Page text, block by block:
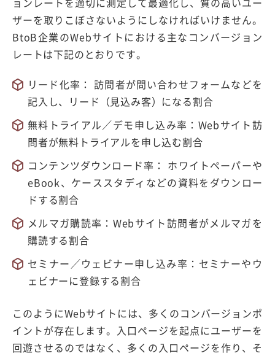
ザーを取りこぼさないようにしなければいけません。
BtoB企業のWebサイトにおける主なコンバージョン
レートは下記のとおりです。
リード化率： 訪問者が問い合わせフォームなどを
記入し、リード（見込み客）になる割合
無料トライアル／デモ申し込み率：Webサイト訪
問者が無料トライアルを申し込む割合
コンテンツダウンロード率： ホワイトペーパーや
eBook、ケーススタディなどの資料をダウンロー
ドする割合
メルマガ購読率：Webサイト訪問者がメルマガを
購読する割合
セミナー／ウェビナー申し込み率：セミナーやウ
ェビナーに登録する割合
このようにWebサイトには、多くのコンバージョンポ
イントが存在します。入口ページを起点にユーザーを
回遊させるのではなく、多くの入口ページを作り、そ